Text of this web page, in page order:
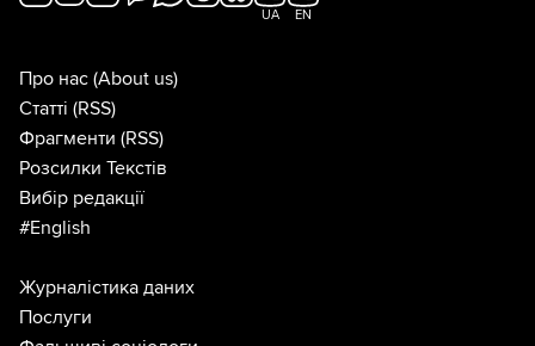
UA EN
Про нас (About us)
Статті (RSS)
Фрагменти (RSS)
Розсилки Текстів
Вибір редакції
#English
Журналістика даних
Послуги